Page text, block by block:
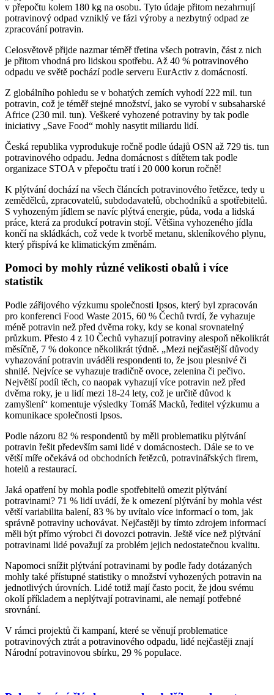
v přepočtu kolem 180 kg na osobu. Tyto údaje přitom nezahrnují
potravinový odpad vzniklý ve fázi výroby a nezbytný odpad ze
zpracování potravin.
Celosvětově přijde nazmar téměř třetina všech potravin, část z nich
je přitom vhodná pro lidskou spotřebu. Až 40 % potravinového
odpadu ve světě pochází podle serveru EurActiv z domácností.
Z globálního pohledu se v bohatých zemích vyhodí 222 mil. tun
potravin, což je téměř stejné množství, jako se vyrobí v subsaharské
Africe (230 mil. tun). Veškeré vyhozené potraviny by tak podle
iniciativy „Save Food“ mohly nasytit miliardu lidí.
Česká republika vyprodukuje ročně podle údajů OSN až 729 tis. tun
potravinového odpadu. Jedna domácnost s dítětem tak podle
organizace STOA v přepočtu tratí i 20 000 korun ročně!
K plýtvání dochází na všech článcích potravinového řetězce, tedy u
zemědělců, zpracovatelů, subdodavatelů, obchodníků a spotřebitelů.
S vyhozeným jídlem se navíc plýtvá energie, půda, voda a lidská
práce, která za produkcí potravin stojí. Většina vyhozeného jídla
končí na skládkách, což vede k tvorbě metanu, skleníkového plynu,
který přispívá ke klimatickým změnám.
Pomoci by mohly různé velikosti obalů i více
statistik
Podle zářijového výzkumu společnosti Ipsos, který byl zpracován
pro konferenci Food Waste 2015, 60 % Čechů tvrdí, že vyhazuje
méně potravin než před dvěma roky, kdy se konal srovnatelný
průzkum. Přesto 4 z 10 Čechů vyhazují potraviny alespoň několikrát
měsíčně, 7 % dokonce několikrát týdně. „Mezi nejčastější důvody
vyhazování potravin uváděli respondenti to, že jsou plesnivé či
shnilé. Nejvíce se vyhazuje tradičně ovoce, zelenina či pečivo.
Největší podíl těch, co naopak vyhazují více potravin než před
dvěma roky, je u lidí mezi 18-24 lety, což je určitě důvod k
zamyšlení“ komentuje výsledky Tomáš Macků, ředitel výzkumu a
komunikace společnosti Ipsos.
Podle názoru 82 % respondentů by měli problematiku plýtvání
potravin řešit především sami lidé v domácnostech. Dále se to ve
větší míře očekává od obchodních řetězců, potravinářských firem,
hotelů a restaurací.
Jaká opatření by mohla podle spotřebitelů omezit plýtvání
potravinami? 71 % lidí uvádí, že k omezení plýtvání by mohla vést
větší variabilita balení, 83 % by uvítalo více informací o tom, jak
správně potraviny uchovávat. Nejčastěji by tímto zdrojem informací
měli být přímo výrobci či dovozci potravin. Ještě více než plýtvání
potravinami lidé považují za problém jejich nedostatečnou kvalitu.
Napomoci snížit plýtvání potravinami by podle řady dotázaných
mohly také přístupné statistiky o množství vyhozených potravin na
jednotlivých úrovních. Lidé totiž mají často pocit, že jdou svému
okolí příkladem a neplýtvají potravinami, ale nemají potřebné
srovnání.
V rámci projektů či kampaní, které se věnují problematice
potravinových ztrát a potravinového odpadu, lidé nejčastěji znají
Národní potravinovou sbírku, 29 % populace.